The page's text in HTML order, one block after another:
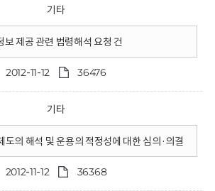
기타
보 제공 관련 법령해석 요청 건
2012-11-12 36476
기타
도의 해석 및 운용의 적정성에 대한 심의·의결
2012-11-12 36368